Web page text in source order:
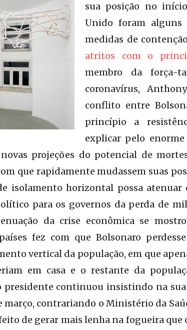
sua posição no
Unido foram alguns
medidas de
atritos com o
membro da força-
coronavírus,
conflito entre
princípio a
explicar pelo
projeções do potencial de
que rapidamente mudassem suas
isolamento horizontal possa atenuar
para os governos da perda de
da crise econômica se
fez com que Bolsonaro
vertical da população, em que
em casa e o restante da
presidente continuou insistindo na
contrariando o Ministério da
de gerar mais lenha na fogueira